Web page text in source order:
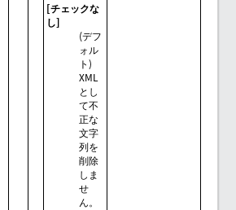
[チェックな
し]
(デフ
ォル
ト)
XML
とし
て不
正な
文字
列を
削除
しま
せ
ん。